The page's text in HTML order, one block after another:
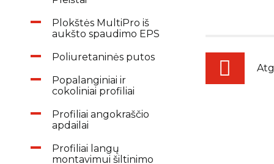
Plokštės MultiPro iš
aukšto spaudimo EPS
Poliuretaninės putos
Popalanginiai ir
cokoliniai profiliai
Profiliai angokraščio
apdailai
Profiliai langų
montavimui šiltinimo